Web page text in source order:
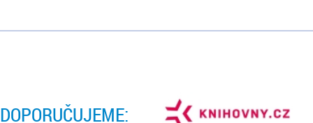
DOPORUČUJEME: